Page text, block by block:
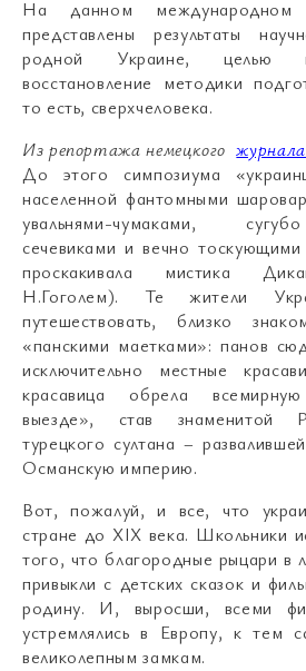
На данном международном
представлены результаты
родной Украине, целью
восстановление методики
то есть, сверхчеловека.
Из репортажа немецкого
До этого симпозиума
населенной фантомными
увальнями-чумаками,
сечевиками и вечно
проскакивала мистика
Н.Гоголем). Те жители
путешествовать, близко
«панскими маетками»: панов
исключительно местные
красавица обрела
выезде», став знаменитой
турецкого султана –
Османскую империю.
Вот, пожалуй, и все, что
стране до ХIХ века. Школьники
того, что благородные рыцари в
привыкли с детских сказок и
родину. И, выросши, всеми
устремлялись в Европу, к тем
великолепным замкам.